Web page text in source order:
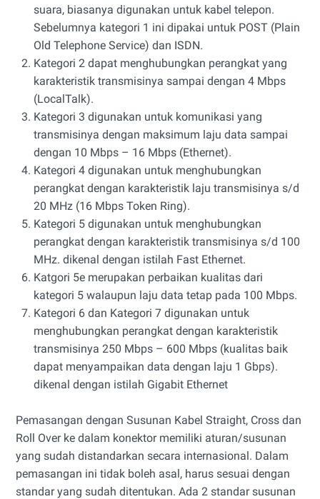
suara, biasanya digunakan untuk kabel telepon.
Sebelumnya kategori 1 ini dipakai untuk POST (Plain
Old Telephone Service) dan ISDN.
Kategori 2 dapat menghubungkan perangkat yang
karakteristik transmisinya sampai dengan 4 Mbps
(LocalTalk).
Kategori 3 digunakan untuk komunikasi yang
transmisinya dengan maksimum laju data sampai
dengan 10 Mbps – 16 Mbps (Ethernet).
Kategori 4 digunakan untuk menghubungkan
perangkat dengan karakteristik laju transmisinya s/d
20 MHz (16 Mbps Token Ring).
Kategori 5 digunakan untuk menghubungkan
perangkat dengan karakteristik transmisinya s/d 100
MHz. dikenal dengan istilah Fast Ethernet.
Katgori 5e merupakan perbaikan kualitas dari
kategori 5 walaupun laju data tetap pada 100 Mbps.
Kategori 6 dan Kategori 7 digunakan untuk
menghubungkan perangkat dengan karakteristik
transmisinya 250 Mbps – 600 Mbps (kualitas baik
dapat menyampaikan data dengan laju 1 Gbps).
dikenal dengan istilah Gigabit Ethernet
Pemasangan dengan Susunan Kabel Straight, Cross dan
Roll Over ke dalam konektor memiliki aturan/susunan
yang sudah distandarkan secara internasional. Dalam
pemasangan ini tidak boleh asal, harus sesuai dengan
standar yang sudah ditentukan. Ada 2 standar susunan